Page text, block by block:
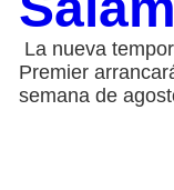
La nueva
Premier
semana de